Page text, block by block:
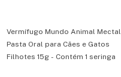
Vermífugo Mundo Animal Mectal
Pasta Oral para Cães e Gatos
Filhotes 15g - Contém 1 seringa